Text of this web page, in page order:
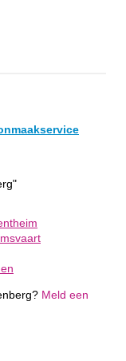
Meld een